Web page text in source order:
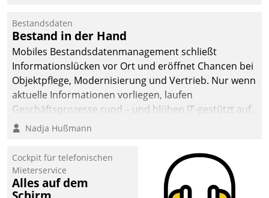
Bestandsdaten
Bestand in der Hand
Mobiles Bestandsdatenmanagement schließt
Informationslücken vor Ort und eröffnet Chancen bei
Objektpflege, Modernisierung und Vertrieb. Nur wenn
aktuelle Informationen vorliegen, laufen
Geschäftsprozesse rund – und blühen IT-gestützt auf.
Nadja Hußmann
Cockpit für telefonischen
Mieterservice
Alles auf dem